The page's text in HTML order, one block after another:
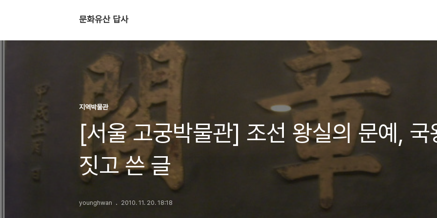
문화유산 답사
지역박물관
[서울 고궁박물관] 조선 왕실의 문예, 국
짓고 쓴 글
younghwan 2010. 11. 20. 18:18